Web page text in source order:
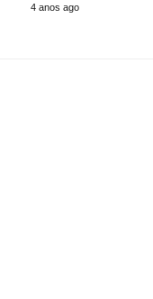
4 anos ago